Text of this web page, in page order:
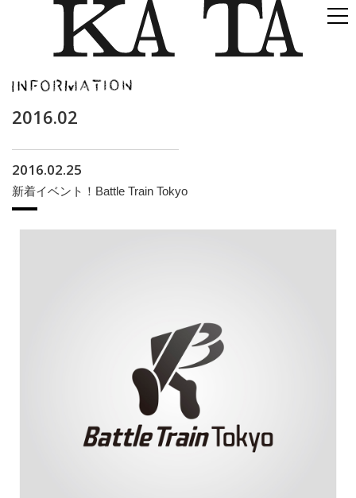
2016.02
2016.02.25
新着イベント！Battle Train Tokyo